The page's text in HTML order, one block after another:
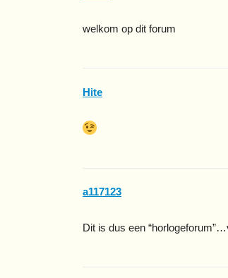
welkom op dit forum
Hite
a117123
Dit is dus een